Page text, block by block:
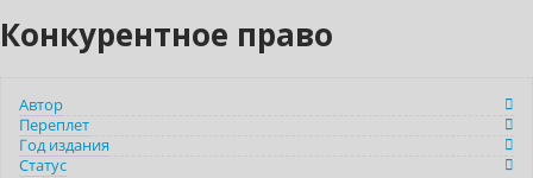
Конкурентное право
Автор
Переплет
Год издания
Статус